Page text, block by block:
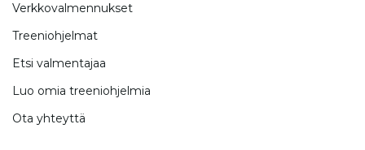
Verkkovalmennukset
Treeniohjelmat
Etsi valmentajaa
Luo omia treeniohjelmia
Ota yhteyttä